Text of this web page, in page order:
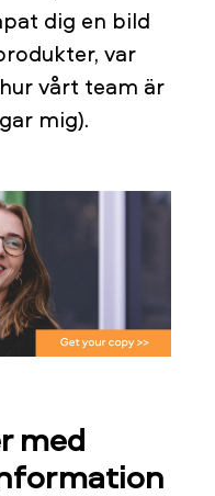
dig en bild
var
vårt team är
mig).
med